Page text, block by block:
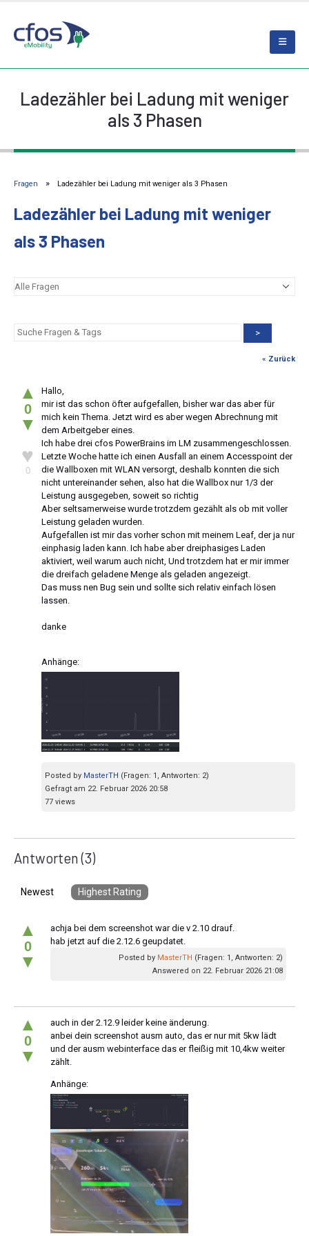
Ladezähler bei Ladung mit weniger
als 3 Phasen
Fragen Ladezähler bei Ladung mit weniger als 3 Phasen
Ladezähler bei Ladung mit weniger
als 3 Phasen
>
« Zurück
▲
0
▼
♥
0
Hallo,
mir ist das schon öfter aufgefallen, bisher war das aber für
mich kein Thema. Jetzt wird es aber wegen Abrechnung mit
dem Arbeitgeber eines.
Ich habe drei cfos PowerBrains im LM zusammengeschlossen.
Letzte Woche hatte ich einen Ausfall an einem Accesspoint der
die Wallboxen mit WLAN versorgt, deshalb konnten die sich
nicht untereinander sehen, also hat die Wallbox nur 1/3 der
Leistung ausgegeben, soweit so richtig
Aber seltsamerweise wurde trotzdem gezählt als ob mit voller
Leistung geladen wurden.
Aufgefallen ist mir das vorher schon mit meinem Leaf, der ja nur
einphasig laden kann. Ich habe aber dreiphasiges Laden
aktiviert, weil warum auch nicht, Und trotzdem hat er mir immer
die dreifach geladene Menge als geladen angezeigt.
Das muss nen Bug sein und sollte sich relativ einfach lösen
lassen.
danke
Anhänge:
Posted by MasterTH (Fragen: 1, Antworten: 2)
Gefragt am 22. Februar 2026 20:58
77 views
Antworten(3)
Newest Highest Rating
▲
0
▼
achja bei dem screenshot war die v 2.10 drauf.
hab jetzt auf die 2.12.6 geupdatet.
Posted by MasterTH (Fragen: 1, Antworten: 2)
Answered on 22. Februar 2026 21:08
▲
0
▼
auch in der 2.12.9 leider keine änderung.
anbei dein screenshot ausm auto, das er nur mit 5kw lädt
und der ausm webinterface das er fleißig mit 10,4kw weiter
zählt.
Anhänge: